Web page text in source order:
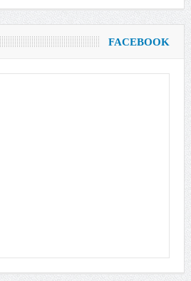
FACEBOOK